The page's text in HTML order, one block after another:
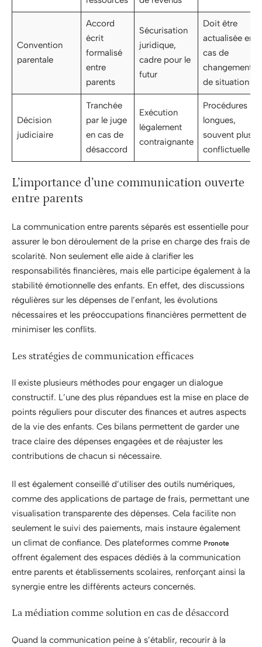
Convention
parentale
Accord
écrit
formalisé
entre
parents
Sécurisation
juridique,
cadre pour le
futur
Doit être
actualisée en
cas de
changement
de situation
Décision
judiciaire
Tranchée
par le juge
en cas de
désaccord
Exécution
légalement
contraignante
Procédures
longues,
souvent plus
conflictuelles
L’importance d’une communication ouverte
entre parents
La communication entre parents séparés est essentielle pour
assurer le bon déroulement de la prise en charge des frais de
scolarité. Non seulement elle aide à clarifier les
responsabilités financières, mais elle participe également à la
stabilité émotionnelle des enfants. En effet, des discussions
régulières sur les dépenses de l’enfant, les évolutions
nécessaires et les préoccupations financières permettent de
minimiser les conflits.
Les stratégies de communication efficaces
Il existe plusieurs méthodes pour engager un dialogue
constructif. L’une des plus répandues est la mise en place de
points réguliers pour discuter des finances et autres aspects
de la vie des enfants. Ces bilans permettent de garder une
trace claire des dépenses engagées et de réajuster les
contributions de chacun si nécessaire.
Il est également conseillé d’utiliser des outils numériques,
comme des applications de partage de frais, permettant une
visualisation transparente des dépenses. Cela facilite non
seulement le suivi des paiements, mais instaure également
un climat de confiance. Des plateformes comme Pronote
offrent également des espaces dédiés à la communication
entre parents et établissements scolaires, renforçant ainsi la
synergie entre les différents acteurs concernés.
La médiation comme solution en cas de désaccord
Quand la communication peine à s’établir, recourir à la